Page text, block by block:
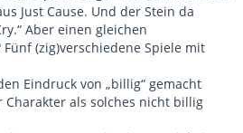
Just Cause. Und der Stein da
Aber einen gleichen
(zig)verschiedene Spiele mit
Eindruck von „billig“ gemacht
Charakter als solches nicht billig